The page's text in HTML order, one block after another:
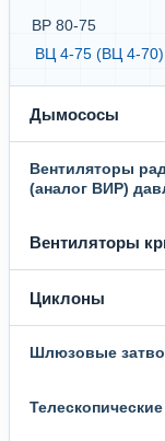
ВР 80-75
ВЦ 4-75 (ВЦ 4-70)
Дымососы
Вентиляторы
(аналог ВИР)
Вентиляторы
Циклоны
Шлюзовые